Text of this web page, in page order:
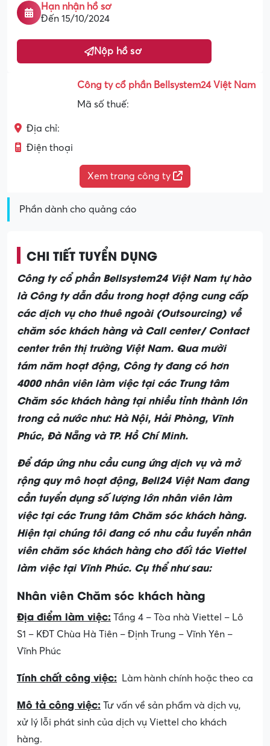
Hạn nhận hồ sơ
Đến 15/10/2024
Nộp hồ sơ
Công ty cổ phần Bellsystem24 Việt Nam
Mã số thuế:
Địa chỉ:
Điện thoại
Xem trang công ty
Phần dành cho quảng cáo
CHI TIẾT TUYỂN DỤNG
Công ty cổ phần Bellsystem24 Việt Nam tự hào
là Công ty dẫn đầu trong hoạt động cung cấp
các dịch vụ cho thuê ngoài (Outsourcing) về
chăm sóc khách hàng và Call center/ Contact
center trên thị trường Việt Nam. Qua mười
tám năm hoạt động, Công ty đang có hơn
4000 nhân viên làm việc tại các Trung tâm
Chăm sóc khách hàng tại nhiều tỉnh thành lớn
trong cả nước như: Hà Nội, Hải Phòng, Vĩnh
Phúc, Đà Nẵng và TP. Hồ Chí Minh.
Để đáp ứng nhu cầu cung ứng dịch vụ và mở
rộng quy mô hoạt động, Bell24 Việt Nam đang
cần tuyển dụng số lượng lớn nhân viên làm
việc tại các Trung tâm Chăm sóc khách hàng.
Hiện tại chúng tôi đang có nhu cầu tuyển nhân
viên chăm sóc khách hàng cho đối tác Viettel
làm việc tại Vĩnh Phúc. Cụ thể như sau:
Nhân viên Chăm sóc khách hàng
Địa điểm làm việc: Tầng 4 – Tòa nhà Viettel – Lô
S1 – KĐT Chùa Hà Tiên – Định Trung – Vĩnh Yên –
Vĩnh Phúc
Tính chất công việc: Làm hành chính hoặc theo ca
Mô tả công việc: Tư vấn về sản phẩm và dịch vụ,
xử lý lỗi phát sinh của dịch vụ Viettel cho khách
hàng.